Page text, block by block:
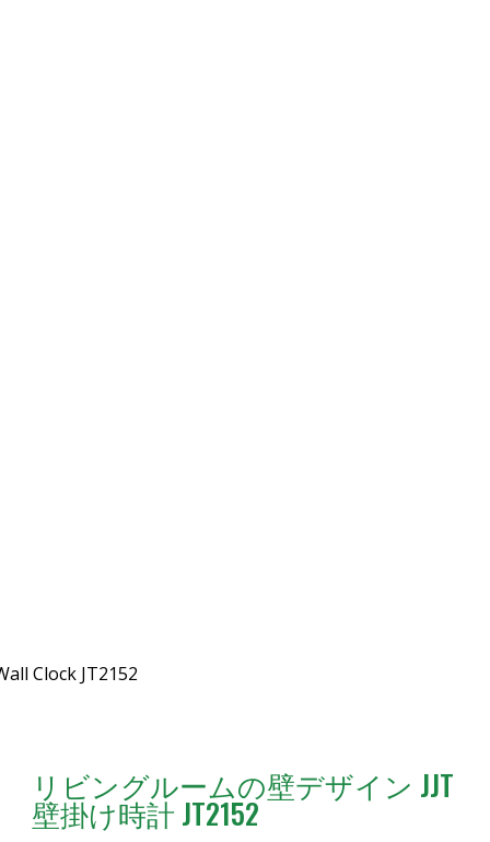
Clock JT2152
リビングルームの壁デザイン JJT
壁掛け時計 JT2152